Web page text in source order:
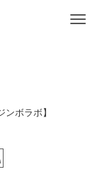
ボラボ】